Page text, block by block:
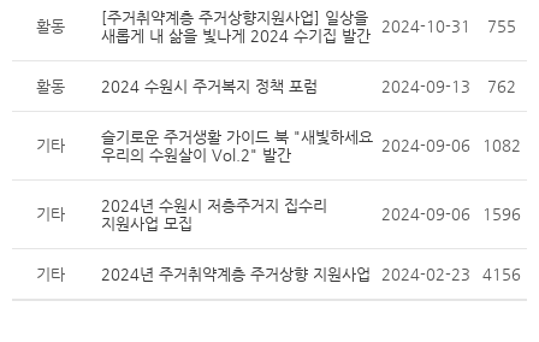
활동
[주거취약계층 주거상향지원사업] 일상을
새롭게 내 삶을 빛나게 2024 수기집 발간
2024-10-31 755
활동 2024 수원시 주거복지 정책 포럼 2024-09-13 762
기타
슬기로운 주거생활 가이드 북 "새빛하세요
우리의 수원살이 Vol.2" 발간
2024-09-06 1082
기타
2024년 수원시 저층주거지 집수리
지원사업 모집
2024-09-06 1596
기타 2024년 주거취약계층 주거상향 지원사업 2024-02-23 4156